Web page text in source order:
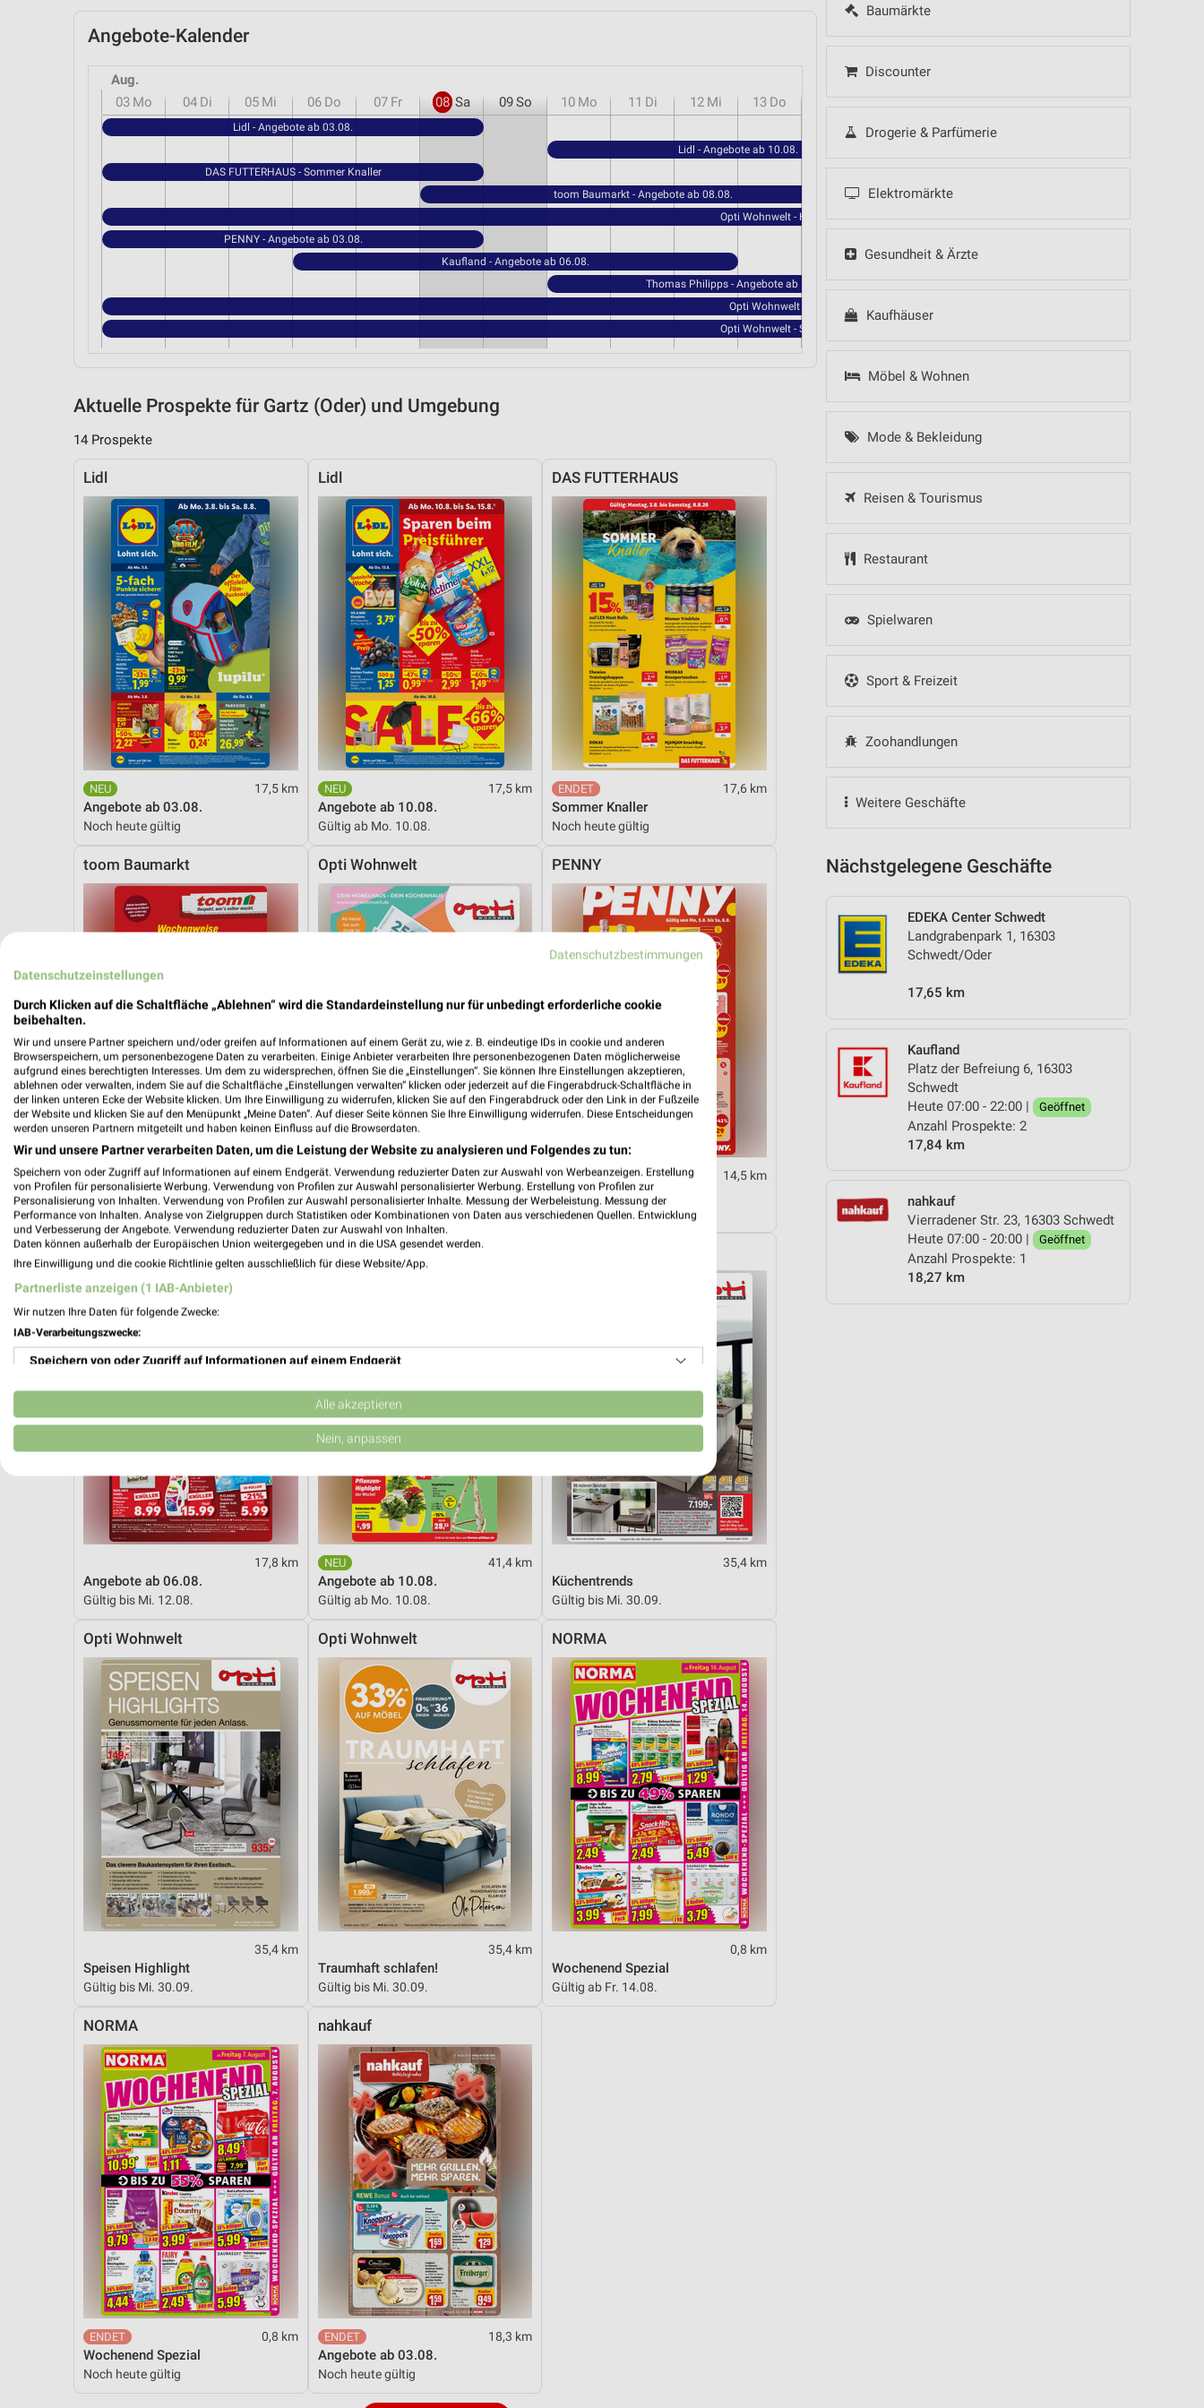
Baumärkte
Discounter
Drogerie & Parfümerie
Elektromärkte
Gesundheit & Ärzte
Kaufhäuser
Möbel & Wohnen
Mode & Bekleidung
Reisen & Tourismus
Restaurant
Spielwaren
Sport & Freizeit
Zoohandlungen
Weitere Geschäfte
Nächstgelegene Geschäfte
EDEKA Center Schwedt
Landgrabenpark 1, 16303
Schwedt/Oder
17,65 km
Kaufland
Platz der Befreiung 6, 16303
Schwedt
Heute 07:00 - 22:00 |
Geöffnet
Anzahl Prospekte: 2
17,84 km
nahkauf
Vierradener Str. 23, 16303 Schwedt
Heute 07:00 - 20:00 |
Geöffnet
Anzahl Prospekte: 1
18,27 km
Angebote-Kalender
Aug.
03 Mo 04 Di 05 Mi 06 Do 07 Fr 08 Sa 09So 10 Mo 11 Di 12 Mi 13 Do
Lidl - Angebote ab 03.08.
Lidl - Angebote ab 10.08.
DAS FUTTERHAUS - Sommer Knaller
toom Baumarkt - Angebote ab 08.08.
Opti Wohnwelt - Hot Sommer Sale
PENNY - Angebote ab 03.08.
Kaufland - Angebote ab 06.08.
Thomas Philipps - Angebote ab 10.08.
Opti Wohnwelt - Küchentrends
Opti Wohnwelt - Speisen Highlight
Aktuelle Prospekte für Gartz (Oder) und Umgebung
14 Prospekte
Lidl
17,5 km
Angebote ab 03.08.
Noch heute gültig
Lidl
17,5 km
Angebote ab 10.08.
Gültig ab Mo. 10.08.
DAS FUTTERHAUS
17,6 km
Sommer Knaller
Noch heute gültig
toom Baumarkt
35,7 km
Angebote ab 08.08.
Gültig bis Fr. 14.08.
Opti Wohnwelt
35,4 km
Hot Sommer Sale
Gültig bis Sa. 29.08.
PENNY
14,5 km
Angebote ab 03.08.
Noch heute gültig
Kaufland
17,8 km
Angebote ab 06.08.
Gültig bis Mi. 12.08.
Thomas Philipps
41,4 km
Angebote ab 10.08.
Gültig ab Mo. 10.08.
35,4 km
Küchentrends
Gültig bis Mi. 30.09.
Opti Wohnwelt
35,4 km
Speisen Highlight
Gültig bis Mi. 30.09.
Opti Wohnwelt
35,4 km
Traumhaft schlafen!
Gültig bis Mi. 30.09.
NORMA
0,8 km
Wochenend Spezial
Gültig ab Fr. 14.08.
NORMA
0,8 km
Wochenend Spezial
Noch heute gültig
nahkauf
18,3 km
Angebote ab 03.08.
Noch heute gültig
Datenschutzbestimmungen
Datenschutzeinstellungen
Durch Klicken auf die Schaltfläche „Ablehnen“ wird die Standardeinstellung nur für unbedingt erforderliche cookie
beibehalten.
Wir und unsere Partner speichern und/oder greifen auf Informationen auf einem Gerät zu, wie z. B. eindeutige IDs in cookie und anderen
Browserspeichern, um personenbezogene Daten zu verarbeiten. Einige Anbieter verarbeiten Ihre personenbezogenen Daten möglicherweise
aufgrund eines berechtigten Interesses. Um dem zu widersprechen, öffnen Sie die „Einstellungen“. Sie können Ihre Einstellungen akzeptieren,
ablehnen oder verwalten, indem Sie auf die Schaltfläche „Einstellungen verwalten“ klicken oder jederzeit auf die Fingerabdruck-Schaltfläche in
der linken unteren Ecke der Website klicken. Um Ihre Einwilligung zu widerrufen, klicken Sie auf den Fingerabdruck oder den Link in der Fußzeile
der Website und klicken Sie auf den Menüpunkt „Meine Daten“. Auf dieser Seite können Sie Ihre Einwilligung widerrufen. Diese Entscheidungen
werden unseren Partnern mitgeteilt und haben keinen Einfluss auf die Browserdaten.
Wir und unsere Partner verarbeiten Daten, um die Leistung der Website zu analysieren und Folgendes zu tun:
Speichern von oder Zugriff auf Informationen auf einem Endgerät. Verwendung reduzierter Daten zur Auswahl von Werbeanzeigen. Erstellung
von Profilen für personalisierte Werbung. Verwendung von Profilen zur Auswahl personalisierter Werbung. Erstellung von Profilen zur
Personalisierung von Inhalten. Verwendung von Profilen zur Auswahl personalisierter Inhalte. Messung der Werbeleistung. Messung der
Performance von Inhalten. Analyse von Zielgruppen durch Statistiken oder Kombinationen von Daten aus verschiedenen Quellen. Entwicklung
und Verbesserung der Angebote. Verwendung reduzierter Daten zur Auswahl von Inhalten.
Daten können außerhalb der Europäischen Union weitergegeben und in die USA gesendet werden.
Ihre Einwilligung und die cookie Richtlinie gelten ausschließlich für diese Website/App.
Partnerliste anzeigen (1 IAB-Anbieter)
Wir nutzen Ihre Daten für folgende Zwecke:
IAB-Verarbeitungszwecke:
Speichern von oder Zugriff auf Informationen auf einem Endgerät
Verwendung reduzierter Daten zur Auswahl von Werbeanzeigen
Erstellung von Profilen für personalisierte Werbung
Erstellung von Profilen zur Personalisierung von Inhalten
Verwendung von Profilen zur Auswahl personalisierter Inhalte
Messung der Werbeleistung
Analyse von Zielgruppen durch Statistiken oder Kombinationen von Daten aus verschiedenen
Entwicklung und Verbesserung der Angebote
Verwendung reduzierter Daten zur Auswahl von Inhalten
IAB-Besonderheiten:
Verwendung genauer Standortdaten
Geräte anhand von aktiv angeforderten Informationen identifizieren
Nicht-IAB-Verarbeitungszwecke:
Performance
Funktional
Alle akzeptieren
Nein, anpassen